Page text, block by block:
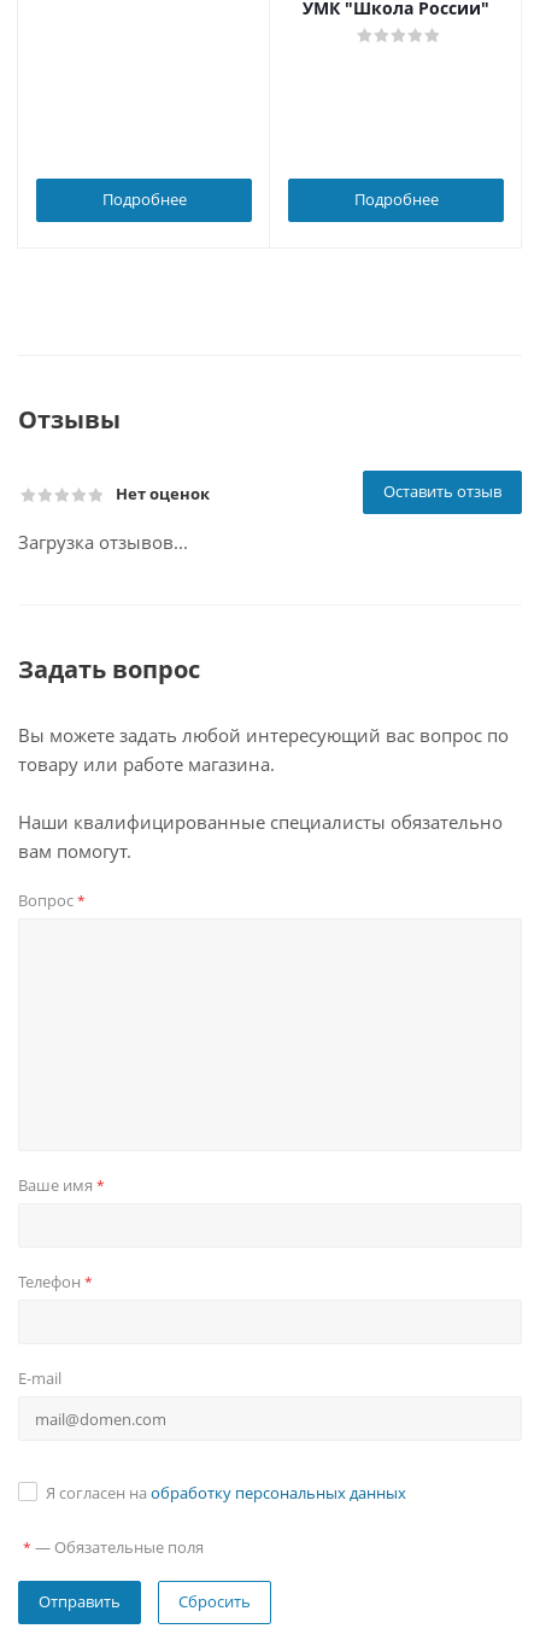
Подробнее
УМК "Школа России"
Подробнее
Отзывы
Нет оценок Оставить отзыв
Загрузка отзывов...
Задать вопрос
Вы можете задать любой интересующий вас вопрос по
товару или работе магазина.
Наши квалифицированные специалисты обязательно
вам помогут.
Вопрос*
Ваше имя *
Телефон *
E-mail
Я согласен на обработку персональных данных
* — Обязательные поля
Сбросить